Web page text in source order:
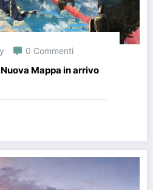
0 Commenti
Mappa in arrivo